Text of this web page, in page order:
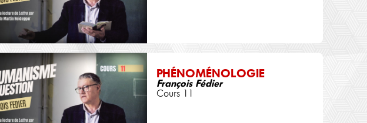
PHÉNOMÉNOLOGIE
François Fédier
Cours 11